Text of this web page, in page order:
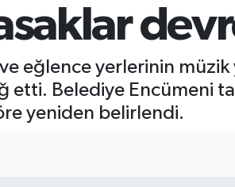
eğlence yerlerinin müzik
Belediye Encümeni
yeniden belirlendi.